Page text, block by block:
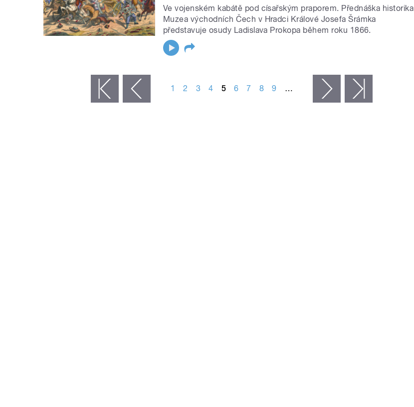
Ve vojenském kabátě pod císařským praporem. Přednáška historika
Muzea východních Čech v Hradci Králové Josefa Šrámka
představuje osudy Ladislava Prokopa během roku 1866.
‹ předchozí 1 2 3 4 5 6 7 8 9 … následující ›